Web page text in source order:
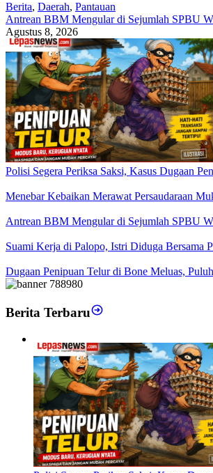
Berita, Daerah, Pantauan
Antrean BBM Mengular di Sejumlah SPBU
Agustus 8, 2026
Polisi Segera Periksa Saksi, Kasus Dugaan
Menebar Kebaikan Merawat Persaudaraan
Antrean BBM Mengular di Sejumlah SPBU
Suami Kerja di Palopo, Istri Diduga Bersama
Dugaan Penipuan Telur di Bone Meluas,
Berita Terbaru